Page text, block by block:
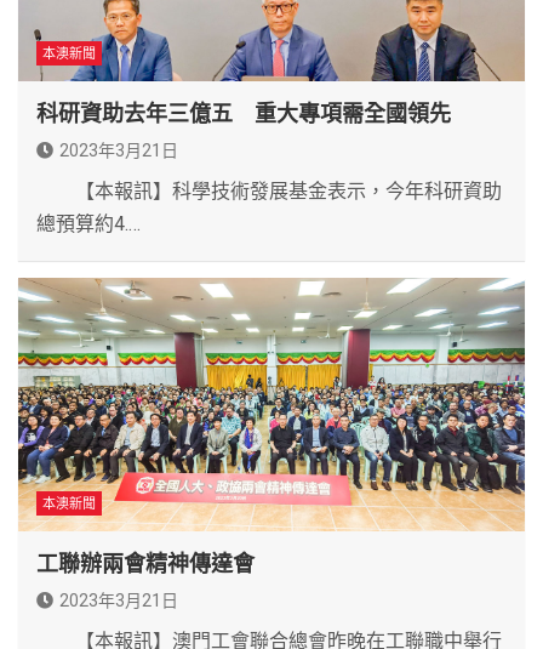
本澳新聞
科研資助去年三億五 重大專項需全國領先
2023年3月21日
【本報訊】科學技術發展基金表示，今年科研資助
總預算約4.…
本澳新聞
工聯辦兩會精神傳達會
2023年3月21日
【本報訊】澳門工會聯合總會昨晚在工聯職中舉行